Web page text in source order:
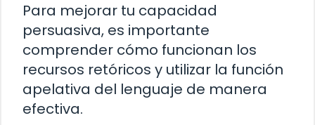
Para mejorar tu capacidad
persuasiva, es importante
comprender cómo funcionan los
recursos retóricos y utilizar la función
apelativa del lenguaje de manera
efectiva.